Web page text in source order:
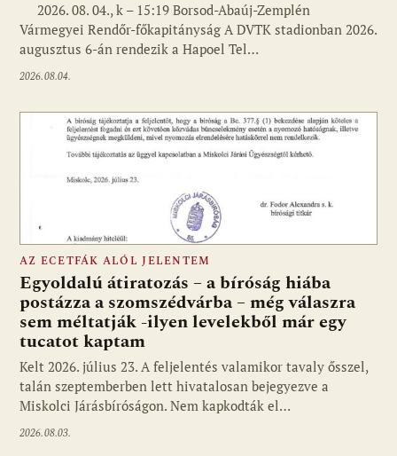
2026. 08. 04., k – 15:19 Borsod-Abaúj-Zemplén
Vármegyei Rendőr-főkapitányság A DVTK stadionban 2026.
augusztus 6-án rendezik a Hapoel Tel…
2026.08.04.
AZ ECETFÁK ALÓL JELENTEM
Egyoldalú átiratozás – a bíróság hiába
postázza a szomszédvárba – még válaszra
sem méltatják -ilyen levelekből már egy
tucatot kaptam
Kelt 2026. július 23. A feljelentés valamikor tavaly ősszel,
talán szeptemberben lett hivatalosan bejegyezve a
Miskolci Járásbíróságon. Nem kapkodták el…
2026.08.03.